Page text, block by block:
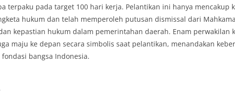
terpaku pada target 100 hari kerja. Pelantikan ini hanya mencakup
hukum dan telah memperoleh putusan dismissal dari
kepastian hukum dalam pemerintahan daerah. Enam perwakilan
maju ke depan secara simbolis saat pelantikan, menandakan
bangsa Indonesia.